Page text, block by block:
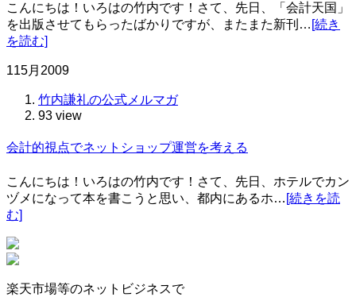
こんにちは！いろはの竹内です！さて、先日、「会計天国」
を出版させてもらったばかりですが、またまた新刊… [続き
を読む]
115月 2009
竹内謙礼の公式メルマガ
93 view
会計的視点でネットショップ運営を考える
こんにちは！いろはの竹内です！さて、先日、ホテルでカン
ヅメになって本を書こうと思い、都内にあるホ… [続きを読
む]
楽天市場等のネットビジネスで